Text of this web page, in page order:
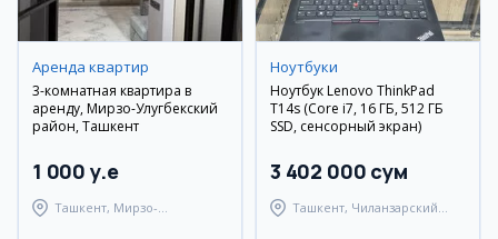
Аренда квартир
3-комнатная квартира в
аренду, Мирзо-Улугбекский
район, Ташкент
1 000 y.e
Ташкент, Мирзо-
Ноутбуки
Ноутбук Lenovo ThinkPad
T14s (Core i7, 16 ГБ, 512 ГБ
SSD, сенсорный экран)
3 402 000 сум
Ташкент, Чиланзарский